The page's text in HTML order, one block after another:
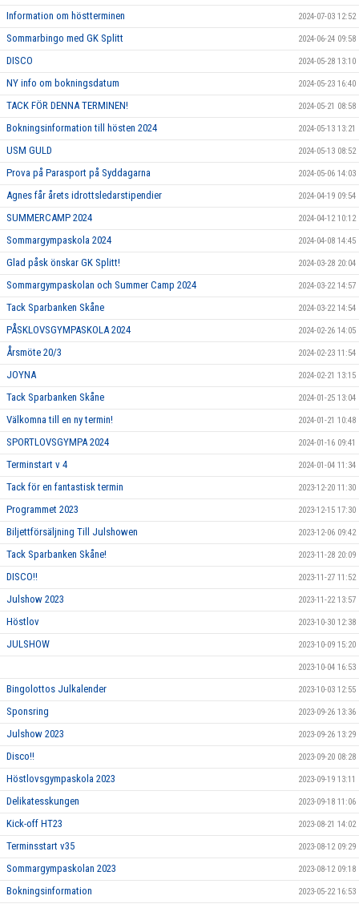
Information om höstterminen 2024-07-03 12:52
Sommarbingo med GK Splitt 2024-06-24 09:58
DISCO 2024-05-28 13:10
NY info om bokningsdatum 2024-05-23 16:40
TACK FÖR DENNA TERMINEN! 2024-05-21 08:58
Bokningsinformation till hösten 2024 2024-05-13 13:21
USM GULD 2024-05-13 08:52
Prova på Parasport på Syddagarna 2024-05-06 14:03
Agnes får årets idrottsledarstipendier 2024-04-19 09:54
SUMMERCAMP 2024 2024-04-12 10:12
Sommargympaskola 2024 2024-04-08 14:45
Glad påsk önskar GK Splitt! 2024-03-28 20:04
Sommargympaskolan och Summer Camp 2024 2024-03-22 14:57
Tack Sparbanken Skåne 2024-03-22 14:54
PÅSKLOVSGYMPASKOLA 2024 2024-02-26 14:05
Årsmöte 20/3 2024-02-23 11:54
JOYNA 2024-02-21 13:15
Tack Sparbanken Skåne 2024-01-25 13:04
Välkomna till en ny termin! 2024-01-21 10:48
SPORTLOVSGYMPA 2024 2024-01-16 09:41
Terminstart v 4 2024-01-04 11:34
Tack för en fantastisk termin 2023-12-20 11:30
Programmet 2023 2023-12-15 17:30
Biljettförsäljning Till Julshowen 2023-12-06 09:42
Tack Sparbanken Skåne! 2023-11-28 20:09
DISCO!! 2023-11-27 11:52
Julshow 2023 2023-11-22 13:57
Höstlov 2023-10-30 12:38
JULSHOW 2023-10-09 15:20
2023-10-04 16:53
Bingolottos Julkalender 2023-10-03 12:55
Sponsring 2023-09-26 13:36
Julshow 2023 2023-09-26 13:29
Disco!! 2023-09-20 08:28
Höstlovsgympaskola 2023 2023-09-19 13:11
Delikatesskungen 2023-09-18 11:06
Kick-off HT23 2023-08-21 14:02
Terminsstart v35 2023-08-12 09:29
Sommargympaskolan 2023 2023-08-12 09:18
Bokningsinformation 2023-05-22 16:53